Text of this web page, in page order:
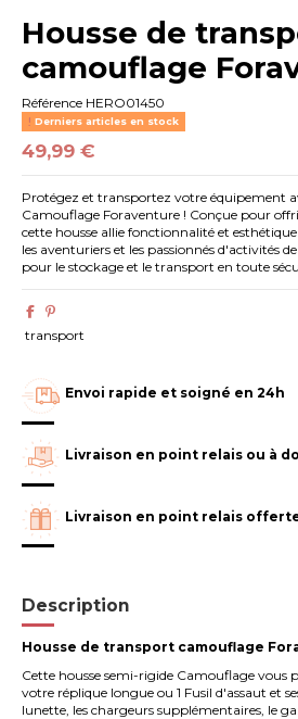
Housse de
camouflage
Référence HERO01450
Derniers articles en stock
49,99 €
Protégez et transportez votre équipement
Camouflage Foraventure ! Conçue pour
cette housse allie fonctionnalité et
les aventuriers et les passionnés d'activités
pour le stockage et le transport en toute
transport
Envoi rapide et soigné en 24h
Livraison en point relais ou à
Livraison en point relais
Description
Housse de transport camouflage
Cette housse semi-rigide Camouflage vous
votre réplique longue ou1 Fusil d'assaut et
lunette, les chargeurs supplémentaires, le